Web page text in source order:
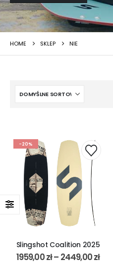
HOME SKLEP NIE
-20%
Slingshot Coalition 2025
1959,00zł– 2449,00zł